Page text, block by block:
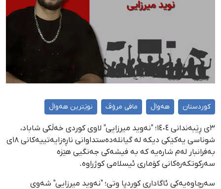
کوردستان هەواڵ مافی مرۆڤ نوێترین هەواڵ
٣ی ڕێبەندانی ١٤٠٤؛ "نەوید میرزایی" لاوی کوردی خەڵکی شاباد،
شوناسی یەکێکی دیکە لە گیانلەدەستداوانی ناڕەزایەتییەکانی ١٨ی
بەفرانبار لەم شارەیە کە بە فیشەکی جەنگیی هێزە
سەرکوتکەرەکانی کۆماری ئیسلامی کوژراوە.
سەرچاوەیەکی ئاگاداری کوردپا وتی؛ "نەوید میرزایی" شەوی